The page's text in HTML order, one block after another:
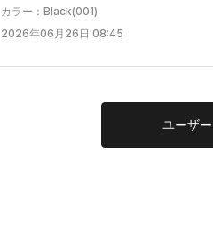
カラー：Black(001)
2026年06月26日 08:45
ユーザー